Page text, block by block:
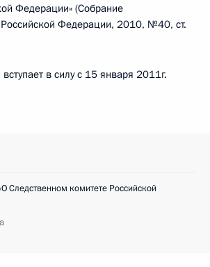
Федерации» (Собрание
Российской Федерации, 2010, №40, ст.
в силу с 15 января 2011г.
Следственном комитете Российской